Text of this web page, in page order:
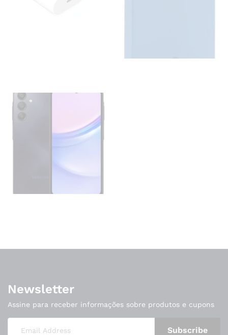
Newsletter
Assine para receber informações sobre produtos e cupons